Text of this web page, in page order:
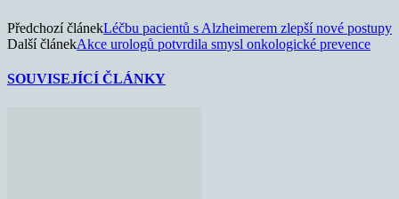
Předchozí článekLéčbu pacientů s Alzheimerem zlepší nové postupy
Další článekAkce urologů potvrdila smysl onkologické prevence
SOUVISEJÍCÍ ČLÁNKY